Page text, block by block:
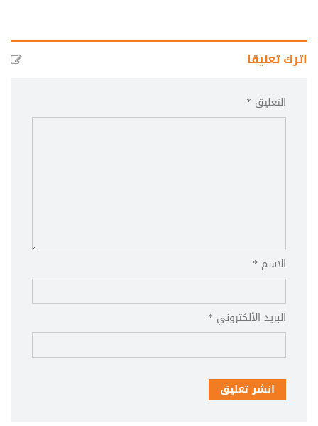
اترك تعليقا
التعليق *
الاسم *
البريد الألكتروني *
انشر تعليق